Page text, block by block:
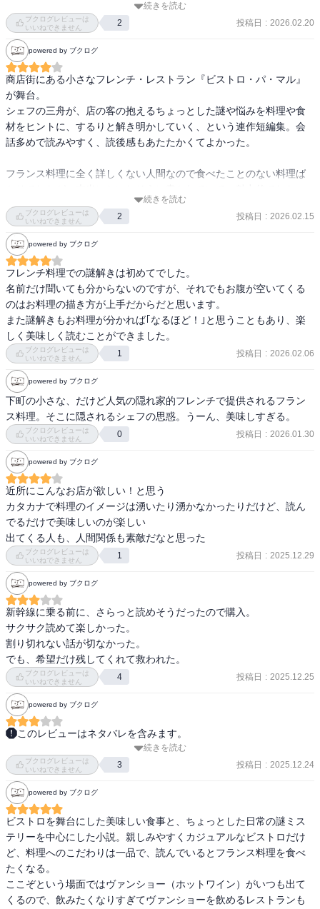
な感じでしょうか。
作品自体は視点はほぼ新人ギャルソンの高築くん視点です。
ミステリとありますが、殺人事件や完全犯罪、トリック解明の謎を
推理するといった物騒な事件が起きるわけではなく、身近にありそ
うな人間模様、その様々なシーンの一つ一つを取り上げたものでし
た。
恋愛（同性愛もあり）、家族愛、友情、一人の人間としての在り方
など、登場人物それぞれの視点からの想いや心の動き、価値観を、
秘めていた事や見えにくかった部分を三舟シェフが時に優しく、厳
温かな気持ちになるものもあれば、痛みと苦さと切ないものもあり
読んでいてじんわり涙しそうになりました。完全ハッピーエンドの
お話ばかりではないのに、ほこっとさせられます。三舟シェフの飲
ませてくれるヴァン・ショー（ホットワイン）のような、何もかも
くるまれて癒されるような、あの飲み物を飲んだ気分。
それはパ・マルの従業員の魅力ある人柄もあり、その輪の中に入っ
ておしゃべりしたい、くだらない悩みでも打ち明けてみたい、そん
な気持ちにさせられます。
そして作中出てくる料理の美味しそうな事！！文章読んでるだけで
「美味しそーっ！！食べたーい！！と何度心の中で叫んだかわかり
ません。
空腹時は避けた方が良いと思います（笑）。
少し気になった点と言えば、それだけでそこまで詳細に推理確定出
来るかな！？っていうお話もあった。
これからもシリーズどんどん読んでみたい、楽しみな作品の一つと
なりました。
続きを読む
ブクログレビューは
いいねできません
2 投稿日 : 2026.02.20
powered by ブクログ
商店街にある小さなフレンチ・レストラン『ビストロ・パ・マル』
が舞台。
シェフの三舟が、店の客の抱えるちょっとした謎や悩みを料理や食
材をヒントに、するりと解き明かしていく、という連作短編集。会
話多めで読みやすく、読後感もあたたかくてよかった。
フランス料理に全く詳しくない人間なので食べたことのない料理ば
味を想像しながら…ごくり。料理の雑学、豆知識が読んでいて楽し
い。
日常ミステリーなので衝撃的な事件があるわけではないけれど、町
医者だと思っていたら凄腕ドクターだった的な感じで、謎を的確に
間違いなく解決し、皆がスッキリする展開が気持ちいい。
シリーズ化しているんですね！続編を“読むリスト”へ。
続きを読む
ブクログレビューは
いいねできません
2 投稿日 : 2026.02.15
powered by ブクログ
フレンチ料理での謎解きは初めてでした。
名前だけ聞いても分からないのですが、それでもお腹が空いてくる
のはお料理の描き方が上手だからだと思います。
また謎解きもお料理が分かれば｢なるほど！｣と思うこともあり、楽
しく美味しく読むことができました。
ブクログレビューは
いいねできません
1 投稿日 : 2026.02.06
powered by ブクログ
下町の小さな、だけど人気の隠れ家的フレンチで提供されるフラン
ス料理。そこに隠されるシェフの思惑。うーん、美味しすぎる。
ブクログレビューは
いいねできません
0 投稿日 : 2026.01.30
powered by ブクログ
近所にこんなお店が欲しい！と思う
カタカナで料理のイメージは湧いたり湧かなかったりだけど、読ん
でるだけで美味しいのが楽しい
出てくる人も、人間関係も素敵だなと思った
ブクログレビューは
いいねできません
1 投稿日 : 2025.12.29
powered by ブクログ
新幹線に乗る前に、さらっと読めそうだったので購入。
サクサク読めて楽しかった。
割り切れない話が切なかった。
でも、希望だけ残してくれて救われた。
ブクログレビューは
いいねできません
4 投稿日 : 2025.12.25
powered by ブクログ
このレビューはネタバレを含みます。
寡黙でひたむきに料理を作る三舟シェフ。お店に持ち込まれたミス
テリーも鮮やかに捌きます。
一見、人に興味がないように見えますが、本当は誰よりも人に関心
を持っているのではないかと思いました。
三舟シェフの過去が今一つわからないのすが、続編で明らかになっ
ていくのか、それを楽しみに読みたいと思います。
続きを読む
ブクログレビューは
いいねできません
3 投稿日 : 2025.12.24
powered by ブクログ
ビストロを舞台にした美味しい食事と、ちょっとした日常の謎ミス
テリーを中心にした小説。親しみやすくカジュアルなビストロだけ
ど、料理へのこだわりは一品で、読んでいるとフランス料理を食べ
たくなる。
ここぞという場面ではヴァンショー（ホットワイン）がいつも出て
くるので、飲みたくなりすぎてヴァンショーを飲めるレストランも